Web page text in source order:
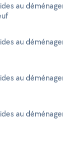
au
au
au
au